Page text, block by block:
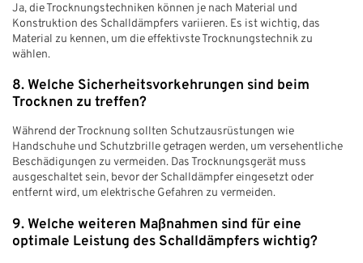
Ja, die Trocknungstechniken können je nach Material und
Konstruktion des Schalldämpfers variieren. Es ist wichtig, das
Material zu kennen, um die effektivste Trocknungstechnik zu
wählen.
8. Welche Sicherheitsvorkehrungen sind beim
Trocknen zu treffen?
Während der Trocknung sollten Schutzausrüstungen wie
Handschuhe und Schutzbrille getragen werden, um versehentliche
Beschädigungen zu vermeiden. Das Trocknungsgerät muss
ausgeschaltet sein, bevor der Schalldämpfer eingesetzt oder
entfernt wird, um elektrische Gefahren zu vermeiden.
9. Welche weiteren Maßnahmen sind für eine
optimale Leistung des Schalldämpfers wichtig?